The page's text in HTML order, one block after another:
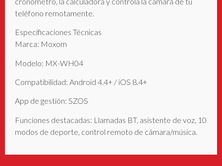
teléfono remotamente.
Especificaciones Técnicas
Marca: Moxom
Modelo: MX-WH04
Compatibilidad: Android 4.4+ / iOS 8.4+
App de gestión: SZOS
Funciones destacadas: Llamadas BT, asistente de voz, 10
modos de deporte, control remoto de cámara/música.